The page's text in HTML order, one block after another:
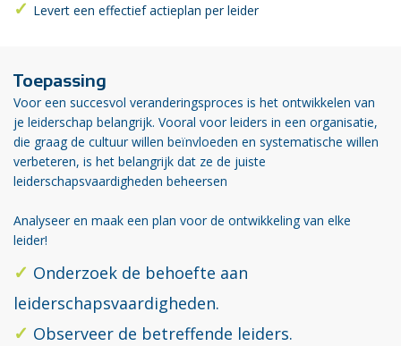
Levert een effectief actieplan per leider
Toepassing
Voor een succesvol veranderingsproces is het ontwikkelen van
je leiderschap belangrijk. Vooral voor leiders in een organisatie,
die graag de cultuur willen beïnvloeden en systematische willen
verbeteren, is het belangrijk dat ze de juiste
leiderschapsvaardigheden beheersen
Analyseer en maak een plan voor de ontwikkeling van elke
leider!
Onderzoek de behoefte aan
leiderschapsvaardigheden.
Observeer de betreffende leiders.